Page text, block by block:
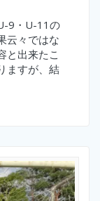
9・U-11の
云々ではな
と出来たこ
ますが、結